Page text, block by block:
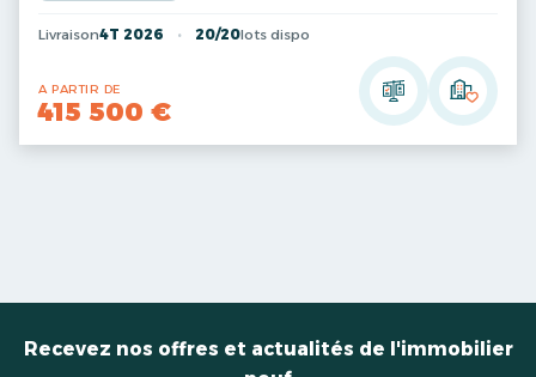
Livraison4T 2026 20/20lots dispo
A PARTIR DE
415 500 €
Recevez nos offres et actualités de l'immobilier